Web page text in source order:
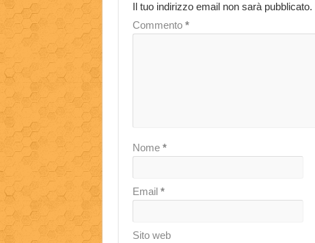
Il tuo indirizzo email non sarà pubblicato.
Commento *
Nome *
Email *
Sito web